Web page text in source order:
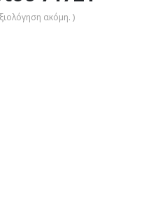
ακόμη. )